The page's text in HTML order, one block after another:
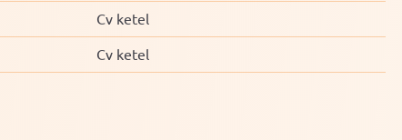
Cv ketel
Cv ketel